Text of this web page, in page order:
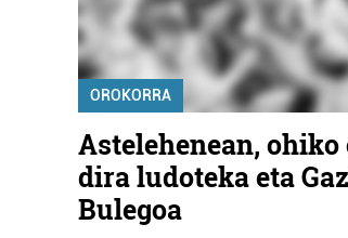
OROKORRA
Astelehenean,
dira ludoteka eta
Bulegoa